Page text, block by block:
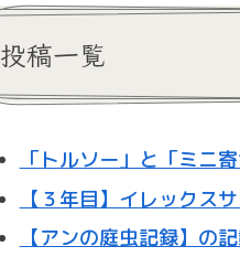
投稿一覧
「トルソー」と「ミニ
【３年目】イレックス
【アンの庭虫記録】の